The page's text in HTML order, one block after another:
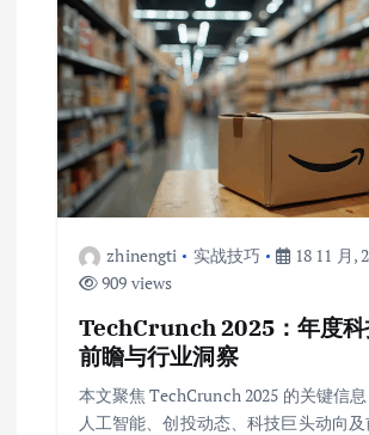
zhinengti 实战技巧
18 11 月,
909 views
TechCrunch 2025：年度
前瞻与行业洞察
本文聚焦 TechCrunch 2025 的关键信
人工智能、创投动态、科技巨头动向